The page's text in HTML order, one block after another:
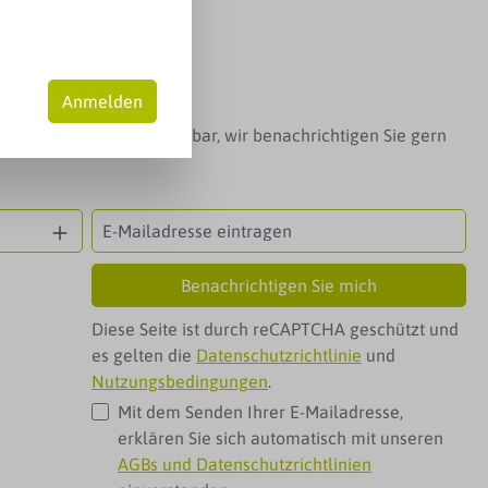
das Produkt nicht verfügbar, wir benachrichtigen Sie gern
Benachrichtigen Sie mich
Diese Seite ist durch reCAPTCHA geschützt und
es gelten die Datenschutzrichtlinie und
Nutzungsbedingungen.
Mit dem Senden Ihrer E-Mailadresse,
erklären Sie sich automatisch mit unseren
AGBs und Datenschutzrichtlinien
Anmelden